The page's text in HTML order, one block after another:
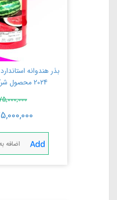
بذر هندوانه
2024 محصول شرکت هد آمریکا
اضافه